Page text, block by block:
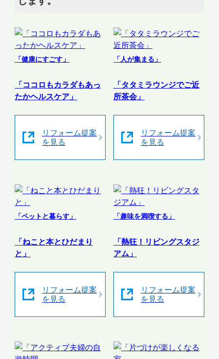
「健康にすごす」
「ココロもカラダもあっ
たかヘルスケア」
リフォーム提案
を見る
「人が集まる」
「タタミラウンジでご近
所茶会」
リフォーム提案
を見る
「ペットと暮らす」
「ねこと本とひだまり
と」
リフォーム提案
を見る
「趣味を満喫する」
「熱狂！リビングスタジ
アム」
リフォーム提案
を見る